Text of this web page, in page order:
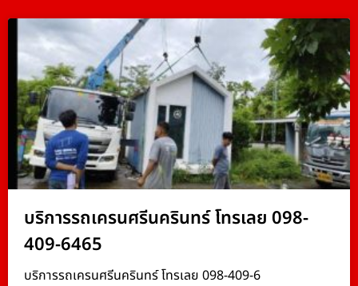
บริการรถเครนศรีนครินทร์ โทรเลย 098-
409-6465
บริการรถเครนศรีนครินทร์ โทรเลย 098-409-6